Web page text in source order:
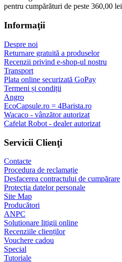
pentru cumpărături de peste 360,00 lei
Informaţii
Despre noi
Returnare gratuită a produselor
Recenzii privind e-shop-ul nostru
Transport
Plata online securizată GoPay
Termeni și condiții
Angro
EcoCapsule.ro = 4Barista.ro
Wacaco - vânzător autorizat
Cafelat Robot - dealer autorizat
Servicii Clienţi
Contacte
Procedura de reclamație
Desfacerea contractului de cumpărare
Protecția datelor personale
Site Map
Producători
ANPC
Solutionare litigii online
Recenziile clienților
Vouchere cadou
Special
Tutoriale